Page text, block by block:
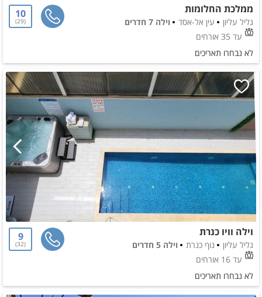
ממלכת החלומות
גליל עליון עין אל-אסד
וילה 7 חדרים
עד 35 אורחים
10
29
לא נבחרו תאריכים
וילה וויו כנרת
גליל עליון נוף כנרת
וילה 5 חדרים
עד 16 אורחים
9
32
לא נבחרו תאריכים